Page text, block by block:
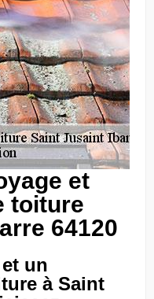
et
toiture
64120
un
à Saint